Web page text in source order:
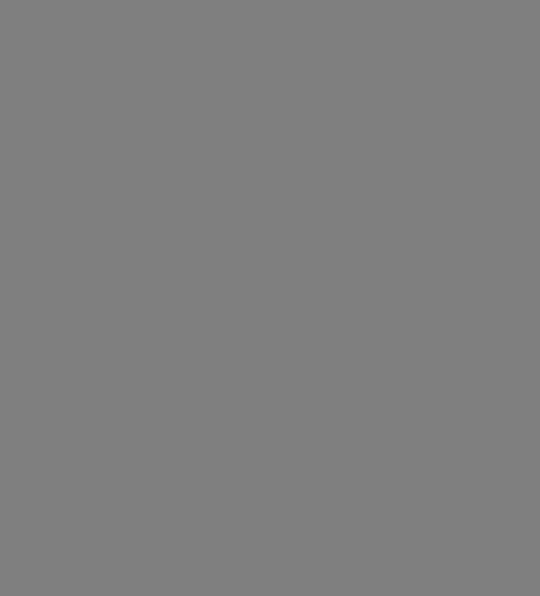
écoute
sur-mesure et repartez